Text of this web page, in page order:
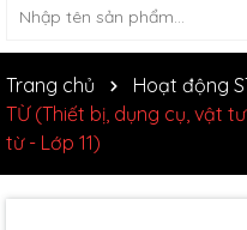
Trang chủ Hoạt động
TỪ (Thiết bị, dụng cụ, vật
từ - Lớp 11)